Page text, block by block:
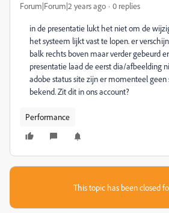
Forum|Forum|2 years ago 0 replies
in de presentatie lukt het niet om de
het systeem lijkt vast te lopen. er
balk rechts boven maar verder gebeurd
presentatie laad de eerst dia/afbeelding
adobe status site zijn er momenteel
bekend. Zit dit in ons account?
Performance
This topic has been closed